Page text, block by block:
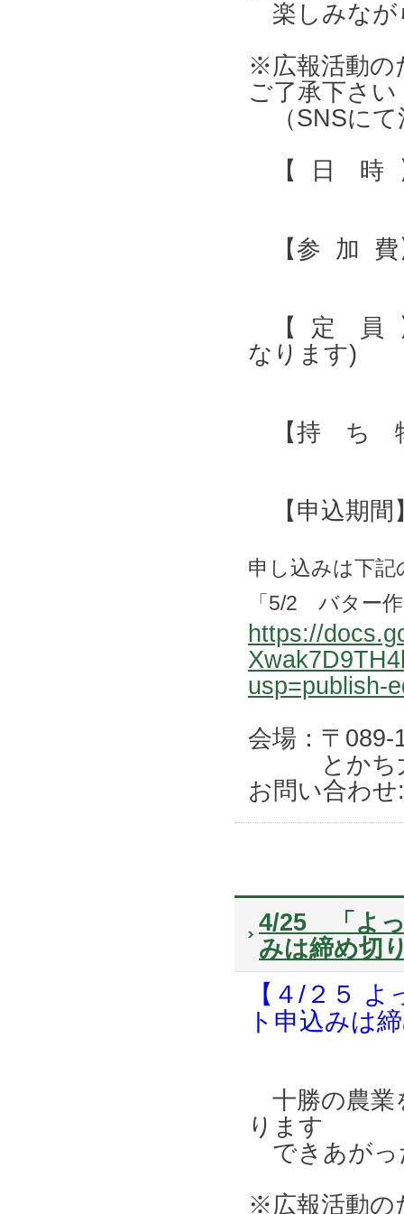
楽しみなが
※広報活動の
ご了承下さい
（SNSにて
【 日 時
【参 加 費
【 定 員
なります)
【持 ち 物
【申込期
申し込みは下
「5/2 バター
https://
usp=publish-
会場：〒
とかち大
お問い合わ
4/25 「よっ
みは締め切
【４/２５
ト申込みは
十勝の農業
ります
できあがっ
※広報活動の